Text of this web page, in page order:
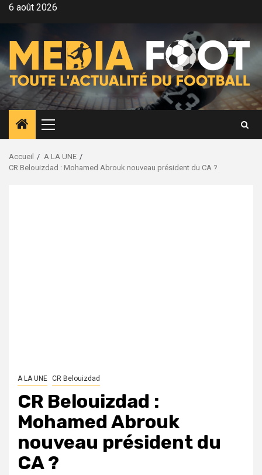
Aller6 août 2026
Menu
principal
Accueil
A LA UNE
CR Belouizdad : Mohamed Abrouk nouveau président du CA ?
A LA UNE CR Belouizdad
CR Belouizdad :
Mohamed Abrouk
nouveau président du
CA ?